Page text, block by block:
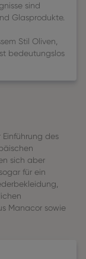
sind
Glasprodukte.
Stil Oliven,
bedeutungslos
des
sich aber
für ein
Manacor sowie